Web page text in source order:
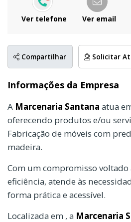
Ver telefone Ver email
Compartilhar Solicitar
Informações da Empresa
A Marcenaria Santana atua
oferecendo produtos e/ou
Fabricação de móveis com
madeira.
Com um compromisso voltado
eficiência, atende às
forma prática e acessível.
Localizada em , a Marcenaria